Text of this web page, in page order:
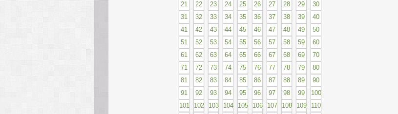
21
22 23 24 25 26 27 28 29
30
31
32 33 34 35 36 37 38 39
40
41
42 43 44 45 46 47 48 49
50
51
52 53 54 55 56 57 58 59
60
61
62 63 64 65 66 67 68 69
70
71
72 73 74 75 76 77 78 79
80
81
82 83 84 85 86 87 88 89
90
91
92 93 94 95 96 97 98 99
100
101
102 103 104 105 106 107 108 109
110